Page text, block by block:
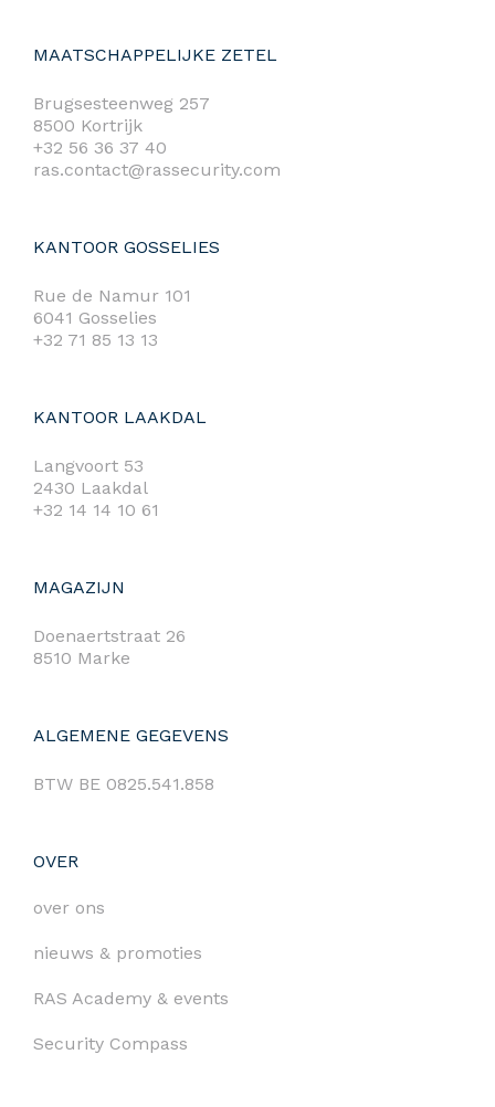
MAATSCHAPPELIJKE ZETEL
Brugsesteenweg 257
8500 Kortrijk
+32 56 36 37 40
ras.contact@rassecurity.com
KANTOOR GOSSELIES
Rue de Namur 101
6041 Gosselies
+32 71 85 13 13
KANTOOR LAAKDAL
Langvoort 53
2430 Laakdal
+32 14 14 10 61
MAGAZIJN
Doenaertstraat 26
8510 Marke
ALGEMENE GEGEVENS
BTW BE 0825.541.858
OVER
over ons
nieuws & promoties
RAS Academy & events
Security Compass